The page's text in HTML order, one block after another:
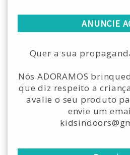
ANUNCIE
Quer a sua
Nós ADORAMOS
que diz respeito a
avalie o seu produto
envie um